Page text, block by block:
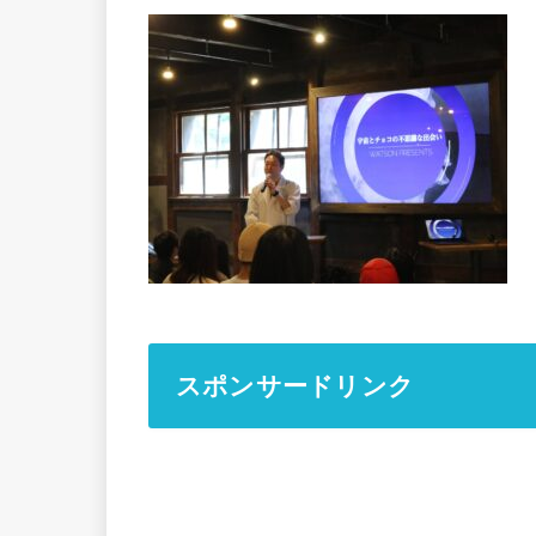
スポンサードリンク